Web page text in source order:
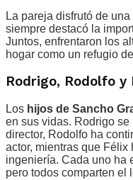
La pareja disfrutó de
siempre destacó la
Juntos, enfrentaron los
hogar como un refugio
Rodrigo, Rodolfo
Los hijos de Sancho
en sus vidas. Rodrigo
director, Rodolfo ha
actor, mientras que Félix
ingeniería. Cada uno ha
pero todos comparten el